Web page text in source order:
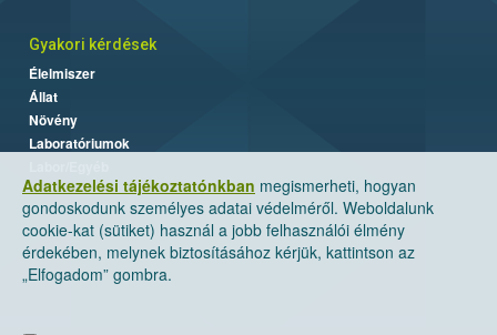
Adatkezelési tájékoztatónkban megismerheti, hogyan
gondoskodunk személyes adatai védelméről. Weboldalunk
cookie-kat (sütiket) használ a jobb felhasználói élmény
érdekében, melynek biztosításához kérjük, kattintson az
„Elfogadom” gombra.
Gyakori kérdések
Élelmiszer
Állat
Növény
Laboratóriumok